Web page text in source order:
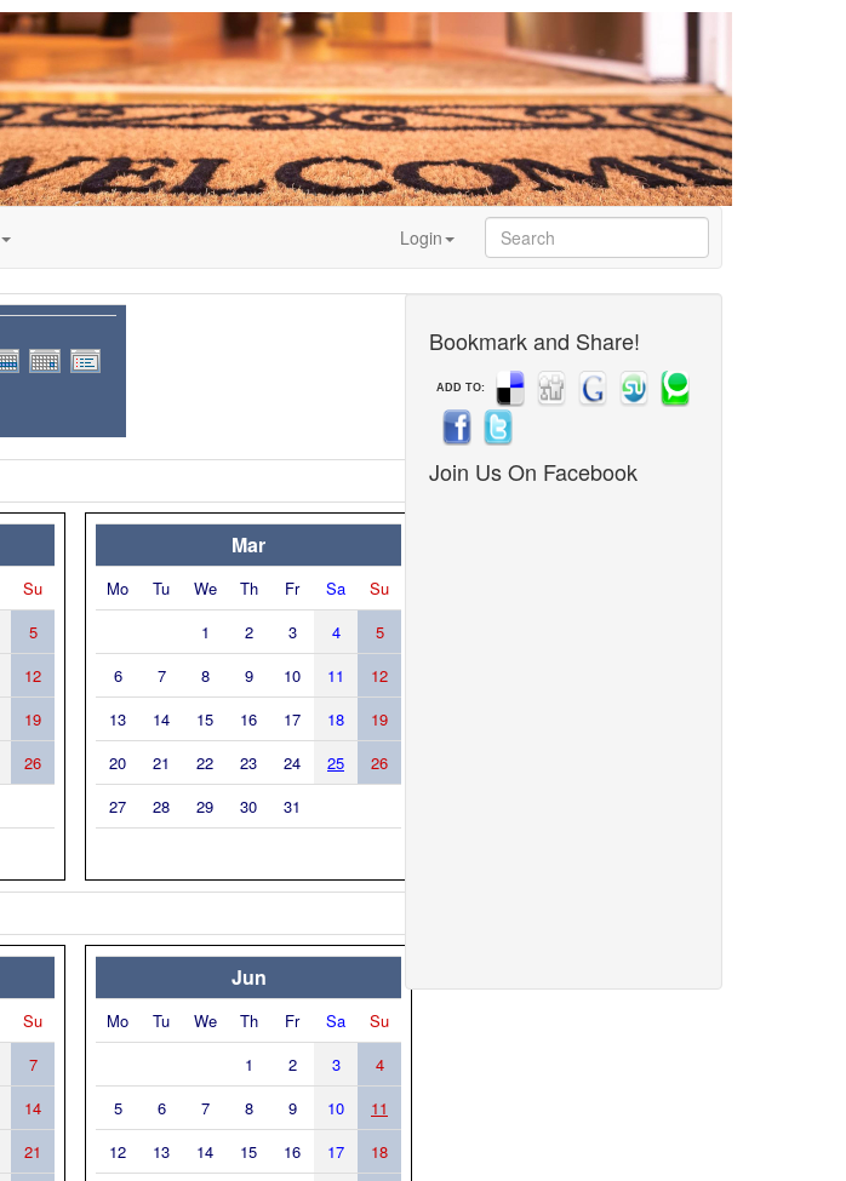
Login
Su
5
12
19
26
Mar
Mo Tu We Th Fr Sa
Su
1
2 3 4
5
6
7 8 9 10 11
12
13
14 15 16 17 18
19
20
21 22 23 24 25
26
27
28 29 30 31
Su
7
14
21
Jun
Mo Tu We Th Fr Sa
Su
1
2 3
4
5
6 7 8 9 10
11
12
13 14 15 16 17
18
Bookmark and Share!
ADD TO:
Join Us On Facebook